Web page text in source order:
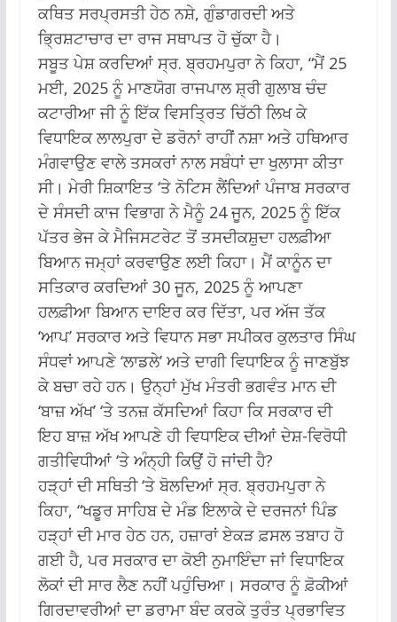
ਕਥਿਤ ਸਰਪ੍ਰਸਤੀ ਹੇਠ ਨਸ਼ੇ, ਗੁੰਡਾਗਰਦੀ ਅਤੇ
ਭ੍ਰਿਸ਼ਟਾਚਾਰ ਦਾ ਰਾਜ ਸਥਾਪਤ ਹੋ ਚੁੱਕਾ ਹੈ।
ਸਬੂਤ ਪੇਸ਼ ਕਰਦਿਆਂ ਸ੍ਰ. ਬ੍ਰਹਮਪੁਰਾ ਨੇ ਕਿਹਾ, “ਮੈਂ 25
ਮਈ, 2025 ਨੂੰ ਮਾਣਯੋਗ ਰਾਜਪਾਲ ਸ਼੍ਰੀ ਗੁਲਾਬ ਚੰਦ
ਕਟਾਰੀਆ ਜੀ ਨੂੰ ਇੱਕ ਵਿਸਤ੍ਰਿਤ ਚਿੱਠੀ ਲਿਖ ਕੇ
ਵਿਧਾਇਕ ਲਾਲਪੁਰਾ ਦੇ ਡਰੋਨਾਂ ਰਾਹੀਂ ਨਸ਼ਾ ਅਤੇ ਹਥਿਆਰ
ਮੰਗਵਾਉਣ ਵਾਲੇ ਤਸਕਰਾਂ ਨਾਲ ਸਬੰਧਾਂ ਦਾ ਖੁਲਾਸਾ ਕੀਤਾ
ਸੀ। ਮੇਰੀ ਸ਼ਿਕਾਇਤ ‘ਤੇ ਨੋਟਿਸ ਲੈਂਦਿਆਂ ਪੰਜਾਬ ਸਰਕਾਰ
ਦੇ ਸੰਸਦੀ ਕਾਜ ਵਿਭਾਗ ਨੇ ਮੈਨੂੰ 24 ਜੂਨ, 2025 ਨੂੰ ਇੱਕ
ਪੱਤਰ ਭੇਜ ਕੇ ਮੈਜਿਸਟਰੇਟ ਤੋਂ ਤਸਦੀਕਸ਼ੁਦਾ ਹਲਫ਼ੀਆ
ਬਿਆਨ ਜਮ੍ਹਾਂ ਕਰਵਾਉਣ ਲਈ ਕਿਹਾ। ਮੈਂ ਕਾਨੂੰਨ ਦਾ
ਸਤਿਕਾਰ ਕਰਦਿਆਂ 30 ਜੂਨ, 2025 ਨੂੰ ਆਪਣਾ
ਹਲਫ਼ੀਆ ਬਿਆਨ ਦਾਇਰ ਕਰ ਦਿੱਤਾ, ਪਰ ਅੱਜ ਤੱਕ
‘ਆਪ’ ਸਰਕਾਰ ਅਤੇ ਵਿਧਾਨ ਸਭਾ ਸਪੀਕਰ ਕੁਲਤਾਰ ਸਿੰਘ
ਸੰਧਵਾਂ ਆਪਣੇ ‘ਲਾਡਲੇ’ ਅਤੇ ਦਾਗੀ ਵਿਧਾਇਕ ਨੂੰ ਜਾਣਬੁੱਝ
ਕੇ ਬਚਾ ਰਹੇ ਹਨ। ਉਨ੍ਹਾਂ ਮੁੱਖ ਮੰਤਰੀ ਭਗਵੰਤ ਮਾਨ ਦੀ
‘ਬਾਜ਼ ਅੱਖ’ ‘ਤੇ ਤਨਜ਼ ਕੱਸਦਿਆਂ ਕਿਹਾ ਕਿ ਸਰਕਾਰ ਦੀ
ਇਹ ਬਾਜ਼ ਅੱਖ ਆਪਣੇ ਹੀ ਵਿਧਾਇਕ ਦੀਆਂ ਦੇਸ਼-ਵਿਰੋਧੀ
ਗਤੀਵਿਧੀਆਂ ‘ਤੇ ਅੰਨ੍ਹੀ ਕਿਉਂ ਹੋ ਜਾਂਦੀ ਹੈ?
ਹੜ੍ਹਾਂ ਦੀ ਸਥਿਤੀ ‘ਤੇ ਬੋਲਦਿਆਂ ਸ੍ਰ. ਬ੍ਰਹਮਪੁਰਾ ਨੇ
ਕਿਹਾ, “ਖਡੂਰ ਸਾਹਿਬ ਦੇ ਮੰਡ ਇਲਾਕੇ ਦੇ ਦਰਜਨਾਂ ਪਿੰਡ
ਹੜ੍ਹਾਂ ਦੀ ਮਾਰ ਹੇਠ ਹਨ, ਹਜ਼ਾਰਾਂ ਏਕੜ ਫ਼ਸਲ ਤਬਾਹ ਹੋ
ਗਈ ਹੈ, ਪਰ ਸਰਕਾਰ ਦਾ ਕੋਈ ਨੁਮਾਇੰਦਾ ਜਾਂ ਵਿਧਾਇਕ
ਲੋਕਾਂ ਦੀ ਸਾਰ ਲੈਣ ਨਹੀਂ ਪਹੁੰਚਿਆ। ਸਰਕਾਰ ਨੂੰ ਫ਼ੋਕੀਆਂ
ਗਿਰਦਾਵਰੀਆਂ ਦਾ ਡਰਾਮਾ ਬੰਦ ਕਰਕੇ ਤੁਰੰਤ ਪ੍ਰਭਾਵਿਤ